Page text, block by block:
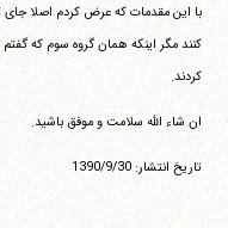
با این مقدمات که عرض کردم اصلا جای
کنند مگر اینکه همان گروه سوم که گفتم
کردند.
ان شاء الله سلامت و موفق باشید.
تاریخ انتشار: 1390/9/30